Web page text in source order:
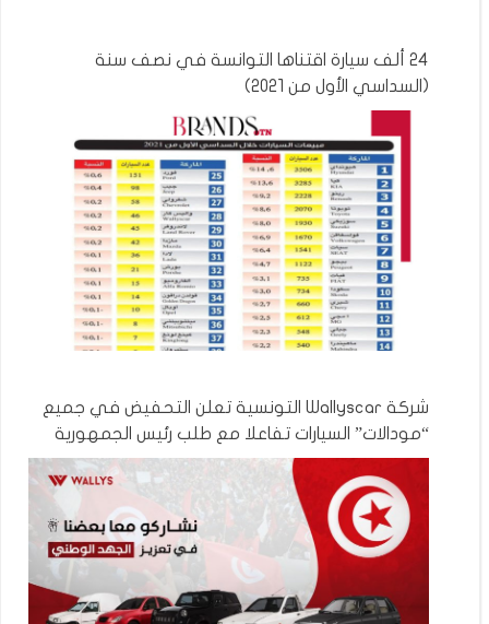
24 ألف سيارة اقتناها التوانسة في نصف سنة
(السداسي الأول من 2021)
شركة Wallyscar التونسية تعلن التحفيض في جميع
“مودالات” السيارات تفاعلا مع طلب رئيس الجمهورية